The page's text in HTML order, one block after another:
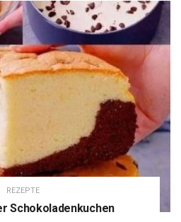
REZEPTE
Schokoladenkuchen